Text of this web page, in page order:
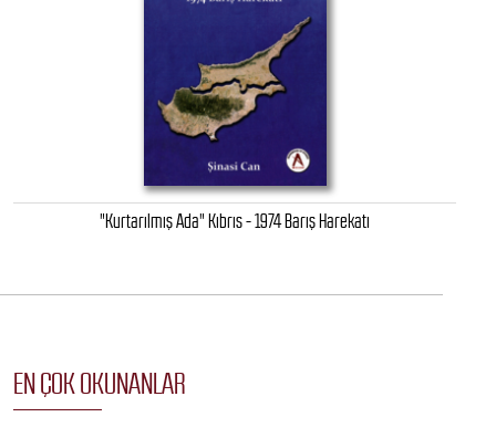
"Kurtarılmış Ada" Kıbrıs - 1974 Barış Harekatı
EN ÇOK OKUNANLAR